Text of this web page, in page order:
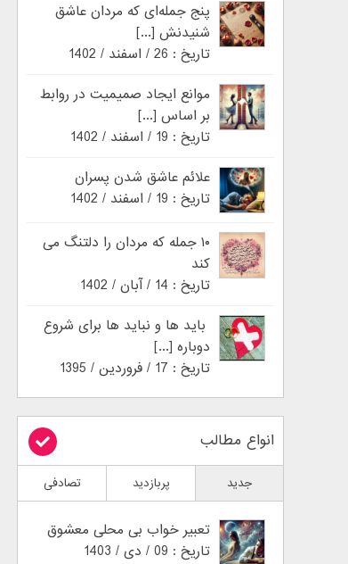
پنج جمله‌ای که مردان عاشق
شنیدنش [...]
تاریخ : 26 / اسفند / 1402
موانع ایجاد صمیمیت در روابط
بر اساس [...]
تاریخ : 19 / اسفند / 1402
علائم عاشق شدن پسران
تاریخ : 19 / اسفند / 1402
۱۰ جمله که مردان را دلتنگ می
کند
تاریخ : 14 / آبان / 1402
باید ها و نباید ها برای شروع
دوباره [...]
تاریخ : 17 / فروردین / 1395
انواع مطالب
جدید پربازدید تصادفی
تعبیر خواب بی محلی معشوق
تاریخ : 09 / دی / 1403